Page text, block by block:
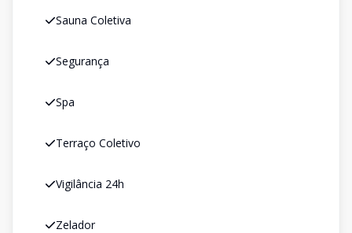
Sauna Coletiva
Segurança
Spa
Terraço Coletivo
Vigilância 24h
Zelador